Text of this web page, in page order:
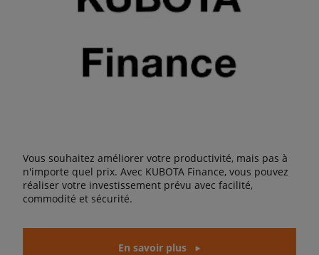
Vous souhaitez améliorer votre productivité, mais pas à
n'importe quel prix. Avec KUBOTA Finance, vous pouvez
réaliser votre investissement prévu avec facilité,
commodité et sécurité.
En savoir plus